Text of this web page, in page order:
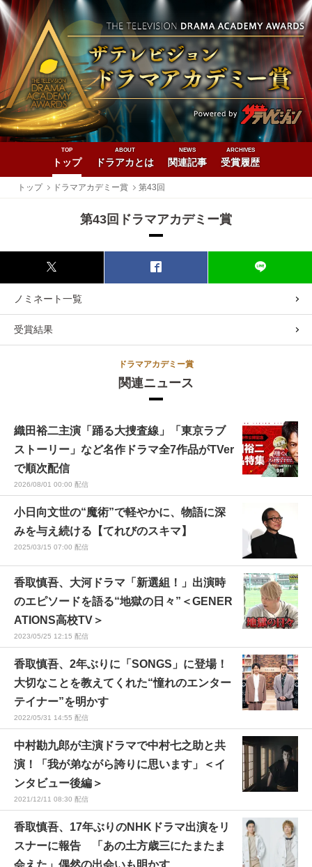
TOP
トップ
ABOUT
ドラアカとは
NEWS
関連記事
ARCHIVES
受賞履歴
トップ ドラマアカデミー賞 第43回
第43回ドラマアカデミー賞
ノミネート一覧
受賞結果
ドラマアカデミー賞
関連ニュース
織田裕二主演「踊る大捜査線」「東京ラブ
ストーリー」など名作ドラマ全7作品がTVer
で順次配信
2026/08/01 00:00 配信
小日向文世の“魔術”で軽やかに、物語に深
みを与え続ける【てれびのスキマ】
2025/03/15 07:00 配信
香取慎吾、大河ドラマ「新選組！」出演時
のエピソードを語る“地獄の日々”＜GENER
ATIONS高校TV＞
2023/05/25 12:15 配信
香取慎吾、2年ぶりに「SONGS」に登場！
大切なことを教えてくれた“憧れのエンター
テイナー”を明かす
2022/05/31 14:55 配信
中村勘九郎が主演ドラマで中村七之助と共
演！「我が弟ながら誇りに思います」＜イ
ンタビュー後編＞
2021/12/11 08:30 配信
香取慎吾、17年ぶりのNHKドラマ出演をリ
スナーに報告 「あの土方歳三にたまたま